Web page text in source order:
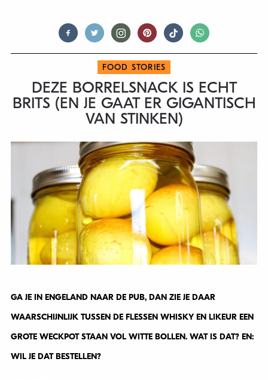
FOOD STORIES
DEZE BORRELSNACK IS ECHT
BRITS (EN JE GAAT ER GIGANTISCH
VAN STINKEN)
GA JE IN ENGELAND NAAR DE PUB, DAN ZIE JE DAAR
WAARSCHIJNLIJK TUSSEN DE FLESSEN WHISKY EN LIKEUR EEN
GROTE WECKPOT STAAN VOL WITTE BOLLEN. WAT IS DAT? EN:
WIL JE DAT BESTELLEN?